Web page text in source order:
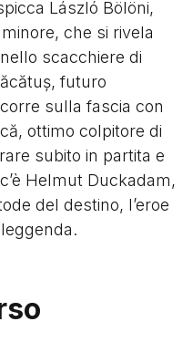
László Bölöni,
che si rivela
scacchiere di
futuro
sulla fascia con
ottimo colpitore di
subito in partita e
Helmut Duckadam,
del destino, l’eroe